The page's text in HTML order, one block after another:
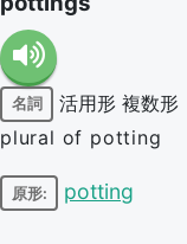
名詞 活用形 複数形
plural of potting
原形: potting